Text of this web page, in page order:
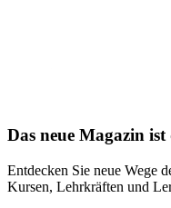
Das neue Magazin ist
Entdecken Sie neue Wege
Kursen, Lehrkräften und